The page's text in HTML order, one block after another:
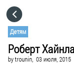
Детям
Роберт
bytrounin, 03 июля, 2015